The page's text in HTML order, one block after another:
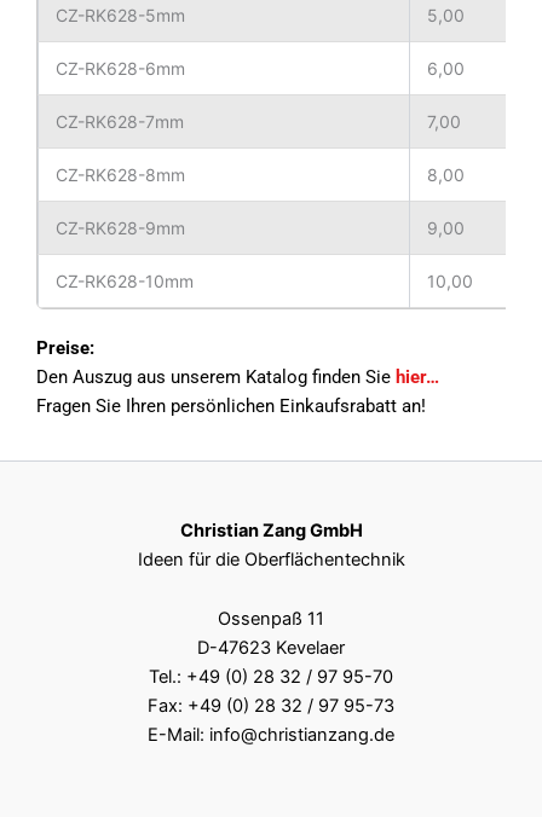
CZ-RK628-5mm 5,00
CZ-RK628-6mm 6,00
CZ-RK628-7mm 7,00
CZ-RK628-8mm 8,00
CZ-RK628-9mm 9,00
CZ-RK628-10mm 10,00
CZ-RK628-12mm 12,00
CZ-RK628-18mm
Preise:
Den Auszug aus unserem Katalog finden Sie hier…
Fragen Sie Ihren persönlichen Einkaufsrabatt an!
Christian Zang GmbH
Ideen für die Oberflächentechnik
Ossenpaß 11
D-47623 Kevelaer
Tel.: +49 (0) 28 32 / 97 95-70
Fax: +49 (0) 28 32 / 97 95-73
E-Mail: info@christianzang.de